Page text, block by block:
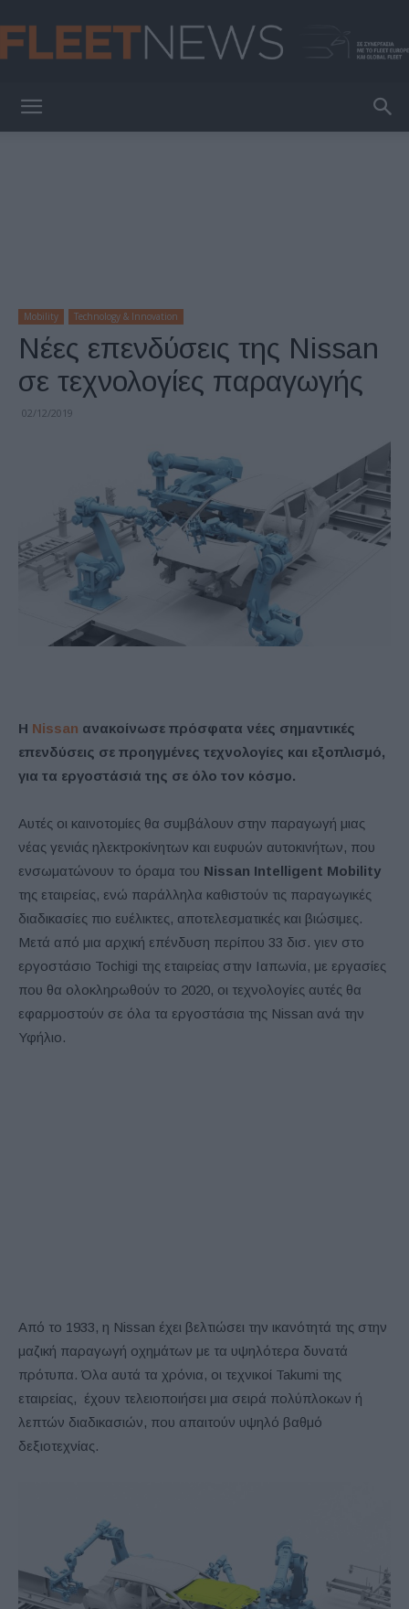
Mobility Technology & Innovation
Νέες επενδύσεις της Nissan
σε τεχνολογίες παραγωγής
02/12/2019
Η Nissan ανακοίνωσε πρόσφατα νέες σημαντικές
επενδύσεις σε προηγμένες τεχνολογίες και εξοπλισμό,
για τα εργοστάσιά της σε όλο τον κόσμο.
Αυτές οι καινοτομίες θα συμβάλουν στην παραγωγή μιας
νέας γενιάς ηλεκτροκίνητων και ευφυών αυτοκινήτων, που
ενσωματώνουν το όραμα του Nissan Intelligent Mobility
της εταιρείας, ενώ παράλληλα καθιστούν τις παραγωγικές
διαδικασίες πιο ευέλικτες, αποτελεσματικές και βιώσιμες.
Μετά από μια αρχική επένδυση περίπου 33 δισ. γιεν στο
εργοστάσιο Tochigi της εταιρείας στην Ιαπωνία, με εργασίες
που θα ολοκληρωθούν το 2020, οι τεχνολογίες αυτές θα
εφαρμοστούν σε όλα τα εργοστάσια της Nissan ανά την
Υφήλιο.
Από το 1933, η Nissan έχει βελτιώσει την ικανότητά της στην
μαζική παραγωγή οχημάτων με τα υψηλότερα δυνατά
πρότυπα. Όλα αυτά τα χρόνια, οι τεχνικοί Takumi της
εταιρείας, έχουν τελειοποιήσει μια σειρά πολύπλοκων ή
λεπτών διαδικασιών, που απαιτούν υψηλό βαθμό
δεξιοτεχνίας.